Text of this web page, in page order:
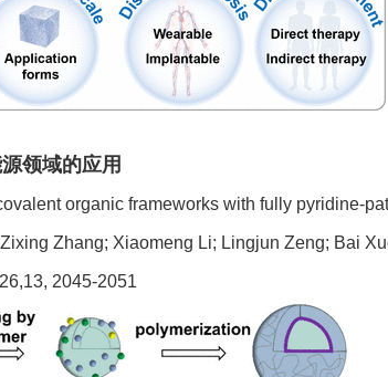
领域的应用
organic frameworks with fully pyridine-
Zhang; Xiaomeng Li; Lingjun Zeng; Bai
2045-2051